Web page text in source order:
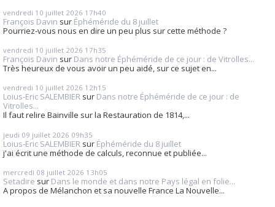
vendredi 10 juillet 2026 17h40
François Davin sur Éphéméride du 8 juillet
Pourriez-vous nous en dire un peu plus sur cette méthode ?
vendredi 10 juillet 2026 17h35
François Davin sur Dans notre Éphéméride de ce jour : de Vitrolles...
Très heureux de vous avoir un peu aidé, sur ce sujet en...
vendredi 10 juillet 2026 12h15
Loius-Eric SALEMBIER sur Dans notre Éphéméride de ce jour : de
Vitrolles...
Il faut relire Bainville sur la Restauration de 1814,...
jeudi 09 juillet 2026 09h35
Loius-Eric SALEMBIER sur Éphéméride du 8 juillet
j'ai écrit une méthode de calculs, reconnue et publiée...
mercredi 08 juillet 2026 13h05
Setadire sur Dans le monde et dans notre Pays légal en folie...
A propos de Mélanchon et sa nouvelle France La Nouvelle...